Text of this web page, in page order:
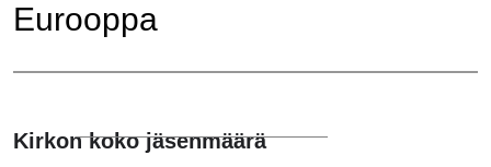
Eurooppa
Kirkon koko jäsenmäärä